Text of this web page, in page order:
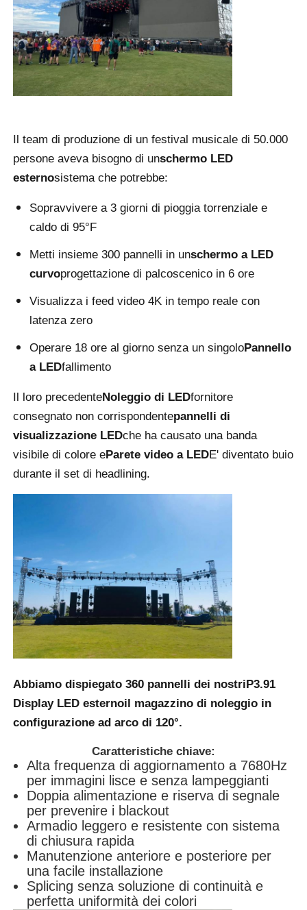
Chiedi un preventivo
Display a parete video a LED
Schermo di concerto LED
Noleggio di schermi a LED
Muro video a LED COB
Display LED trasparente
Cartellone led da esterno
Il team di produzione di un festival musicale di 50.000
persone aveva bisogno di unschermo LED
esternosistema che potrebbe:
Sopravvivere a 3 giorni di pioggia torrenziale e
caldo di 95°F
Metti insieme 300 pannelli in unschermo a LED
curvoprogettazione di palcoscenico in 6 ore
Visualizza i feed video 4K in tempo reale con
latenza zero
Operare 18 ore al giorno senza un singoloPannello
a LEDfallimento
Il loro precedenteNoleggio di LEDfornitore
consegnato non corrispondentepannelli di
visualizzazione LEDche ha causato una banda
visibile di colore eParete video a LEDE' diventato buio
durante il set di headlining.
Abbiamo dispiegato 360 pannelli dei nostri P3.91
Display LED esternoil magazzino di noleggio in
configurazione ad arco di 120°.
Caratteristiche chiave:
Alta frequenza di aggiornamento a 7680Hz
per immagini lisce e senza lampeggianti
Doppia alimentazione e riserva di segnale
per prevenire i blackout
Armadio leggero e resistente con sistema
di chiusura rapida
Manutenzione anteriore e posteriore per
una facile installazione
Splicing senza soluzione di continuità e
perfetta uniformità dei colori